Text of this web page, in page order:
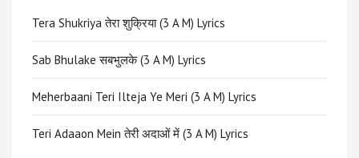
Tera Shukriya तेरा शुक्रिया (3 A M) Lyrics
Sab Bhulake सबभुलके (3 A M) Lyrics
Meherbaani Teri Ilteja Ye Meri (3 A M) Lyrics
Teri Adaaon Mein तेरी अदाओं में (3 A M) Lyrics